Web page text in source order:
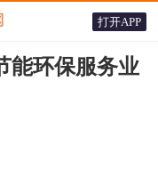
打开APP
能环保服务业